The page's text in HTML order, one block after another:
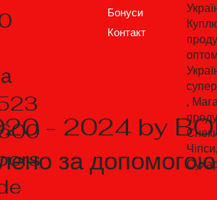
- 2024 by
за
Бонуси
Контакт
,
Чіпси,